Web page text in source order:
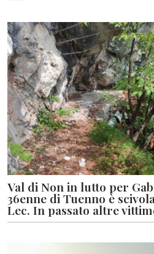
Val di Non in lutto per
36enne di Tuenno è
Lec. In passato altre